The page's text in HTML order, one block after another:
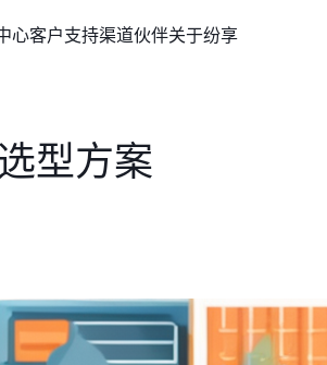
心客户支持渠道伙伴关于纷享
型方案